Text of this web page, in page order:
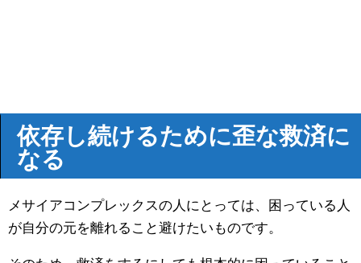
依存し続けるために歪な救済に
なる
メサイアコンプレックスの人にとっては、困っている人
が自分の元を離れること避けたいものです。